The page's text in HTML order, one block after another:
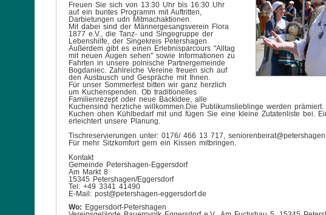
Freuen Sie sich von 13:30 Uhr bis 16:30 Uhr
auf ein buntes Programm mit Auftritten,
Darbietungen udn Mitmachaktionen.
Mit dabei sind der Männergesangsverein Flora
1877 e.V., die Tanz- und Singegruppe der
Lebenshilfe, der Singekreis Petershagen.
Außerdem gibt es einen Erlebnisparcours "Alltag
mit neuen Augen sehen" sowie Informationen zu
Fahrten in unsere polnische Partnergemeinde
Bogdaniec. Zahlreiche Vereine freuen sich auf
den Austausch und Gespräche mit Ihnen.
Für unser Sommerfest bitten wir ganz herzlich
um Kuchenspenden. Ob traditionelles
Familienrezept oder neue Backidee, alle
Kuchensind herzliche willkommen.Die Publikumslieblinge werden
Kuchen ohen Kühlbedarf mit und fügen Sie eine kleine Zutatenliste bei.
erleichtert unsere Planung.
Tischreservierungen unter: 0176/ 466 13 717,
Für mehr Sitzkomfort gern ein Kissen mitbringen.
Kontakt
Gemeinde Petershagen-Eggersdorf
Am Markt 8
15345 Petershagen/Eggersdorf
Tel: +49 3341 41490
E-Mail: post@petershagen-eggersdorf.de
Wo: Eggersdorf-Petershagen